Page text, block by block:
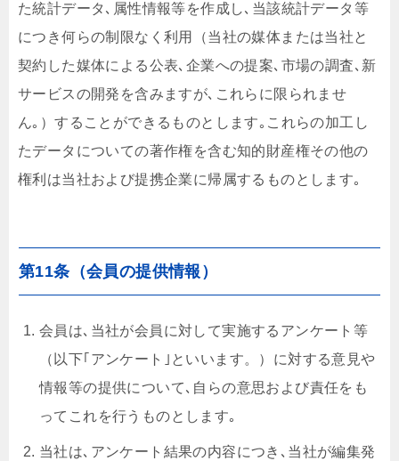
た統計データ､属性情報等を作成し､当該統計データ等
につき何らの制限なく利用（当社の媒体または当社と
契約した媒体による公表､企業への提案､市場の調査､新
サービスの開発を含みますが､これらに限られませ
ん｡）することができるものとします｡これらの加工し
たデータについての著作権を含む知的財産権その他の
権利は当社および提携企業に帰属するものとします｡
第11条（会員の提供情報）
会員は､当社が会員に対して実施するアンケート等
（以下｢アンケート｣といいます。）に対する意見や
情報等の提供について､自らの意思および責任をも
ってこれを行うものとします｡
当社は､アンケート結果の内容につき､当社が編集発